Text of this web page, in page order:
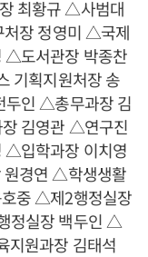
최황규 △사범대
장 정영미 △국제
△도서관장 박종찬
기획지원처장 송
인 △총무과장 김
김영관 △연구진
△입학과장 이치영
경연 △학생생활
중 △제2행정실장
정실장 백두인 △
지원과장 김태석